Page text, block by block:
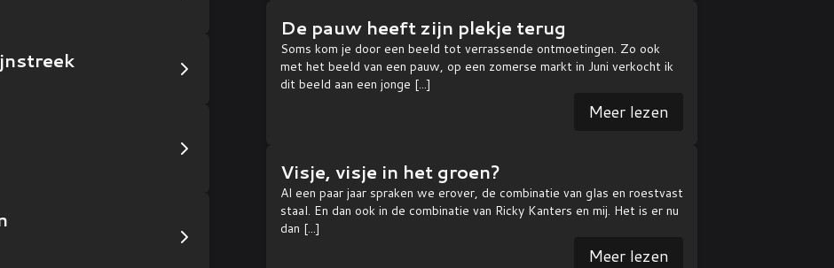
De pauw heeft zijn plekje terug
Soms kom je door een beeld tot verrassende ontmoetingen. Zo ook
met het beeld van een pauw, op een zomerse markt in Juni verkocht ik
dit beeld aan een jonge [...]
Meer lezen
Visje, visje in het groen?
Al een paar jaar spraken we erover, de combinatie van glas en roestvast
staal. En dan ook in de combinatie van Ricky Kanters en mij. Het is er nu
dan [...]
Meer lezen